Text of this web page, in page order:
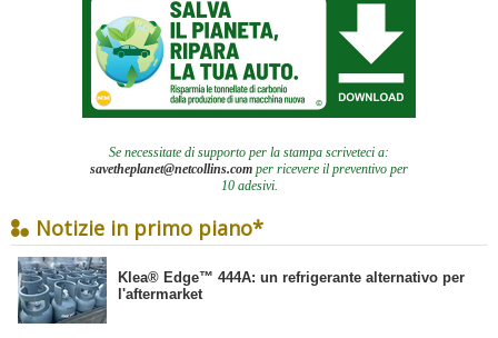
Se necessitate di supporto per la stampa scriveteci a:
savetheplanet@netcollins.com per ricevere il preventivo per
10 adesivi.
Notizie in primo piano*
​Klea® Edge™ 444A: un refrigerante alternativo per
l'aftermarket